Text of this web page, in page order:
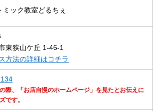
ミック教室どるちぇ
東狭山ケ丘 1-46-1
方法の詳細はコチラ
際、「お店自慢のホームページ」を見たとお伝えに
です。